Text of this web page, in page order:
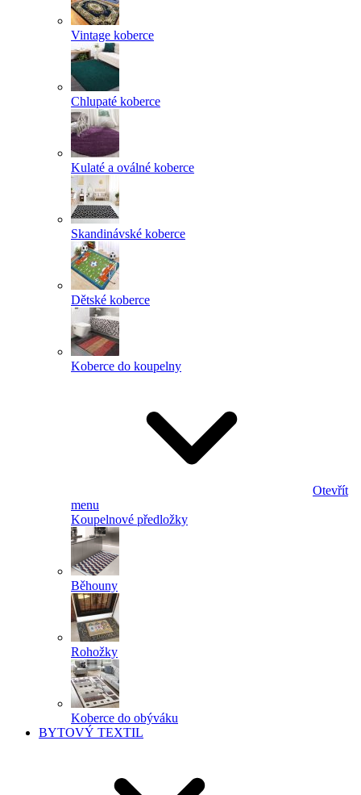
Vintage koberce
Chlupaté koberce
Kulaté a oválné koberce
Skandinávské koberce
Dětské koberce
Koberce do koupelny
Otevřít
menu
Koupelnové předložky
Běhouny
Rohožky
Koberce do obýváku
BYTOVÝ TEXTIL